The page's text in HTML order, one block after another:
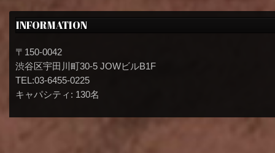
INFORMATION
〒150-0042
渋谷区宇田川町30-5 JOWビルB1F
TEL:03-6455-0225
キャパシティ: 130名